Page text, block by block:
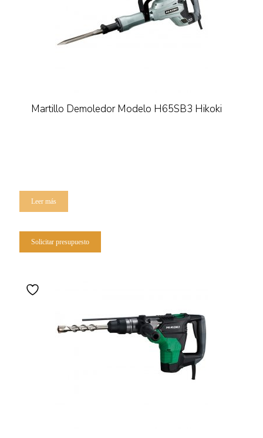
Martillo Demoledor Modelo H65SB3 Hikoki
Leer más
Solicitar presupuesto